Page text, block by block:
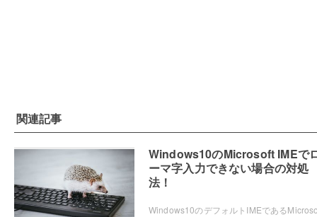
関連記事
Windows10のMicrosoft IMEで
ーマ字入力できない場合の対処
法！